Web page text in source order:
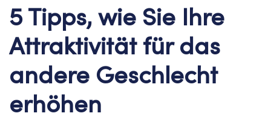
5 Tipps, wie Sie Ihre
Attraktivität für das
andere Geschlecht
erhöhen